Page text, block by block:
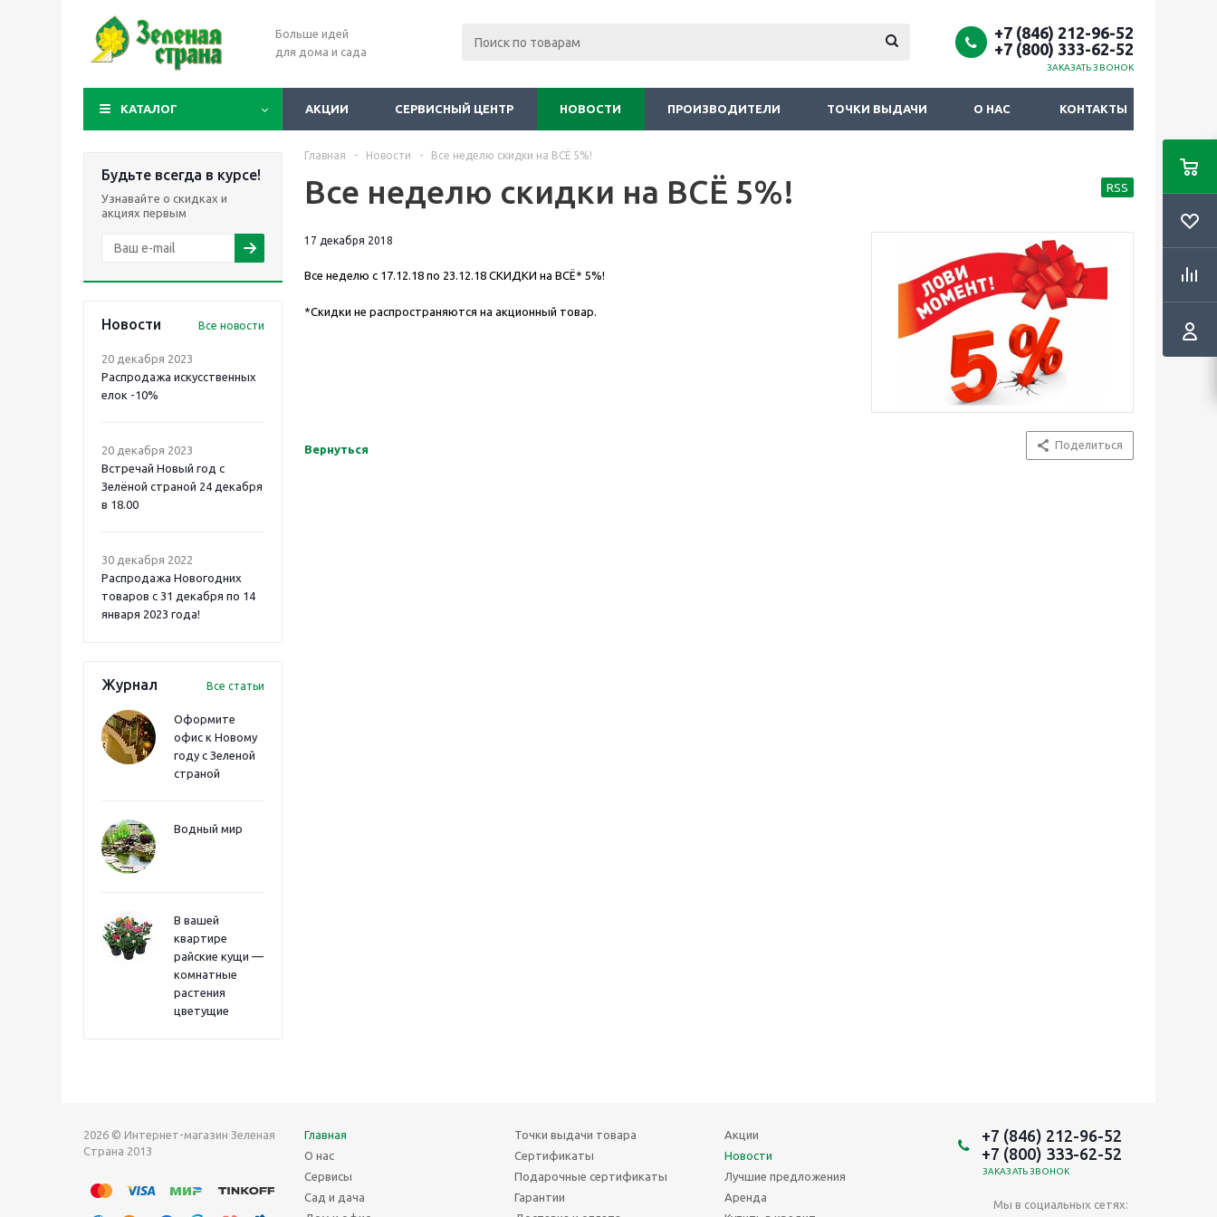
Больше идей
для дома и сада
+7 (846) 212-96-52
+7 (800) 333-62-52
ЗАКАЗАТЬ ЗВОНОК
КАТАЛОГ АКЦИИ СЕРВИСНЫЙ ЦЕНТР НОВОСТИ ПРОИЗВОДИТЕЛИ ТОЧКИ ВЫДАЧИ О НАС КОНТАКТЫ
Будьте всегда в курсе!
Узнавайте о скидках и
акциях первым
Новости Все новости
20 декабря 2023
Распродажа искусственных
елок -10%
20 декабря 2023
Встречай Новый год с
Зелёной страной 24 декабря
в 18.00
30 декабря 2022
Распродажа Новогодних
товаров с 31 декабря по 14
января 2023 года!
Журнал Все статьи
Оформите
офис к Новому
году с Зеленой
страной
Водный мир
В вашей
квартире
райские кущи —
комнатные
растения
цветущие
Главная - Новости - Все неделю скидки на ВСЁ 5%!
Все неделю скидки на ВСЁ 5%! RSS
17 декабря 2018
Все неделю с 17.12.18 по 23.12.18 СКИДКИ на ВСЁ* 5%!
*Скидки не распространяются на акционный товар.
Вернуться Поделиться
2026 © Интернет-магазин Зеленая
Страна 2013
Главная
О нас
Сервисы
Сад и дача
Точки выдачи товара
Сертификаты
Подарочные сертификаты
Гарантии
Акции
Новости
Лучшие предложения
Аренда
+7 (846) 212-96-52
+7 (800) 333-62-52
ЗАКАЗАТЬ ЗВОНОК
Мы в социальных сетях: